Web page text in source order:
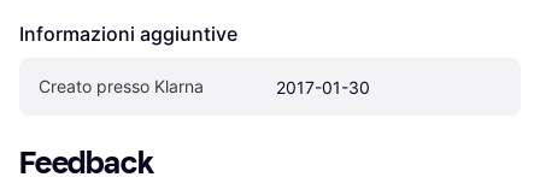
Informazioni aggiuntive
Creato presso Klarna 2017-01-30
Feedback